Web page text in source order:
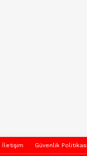
İletişim Güvenlik Politikası